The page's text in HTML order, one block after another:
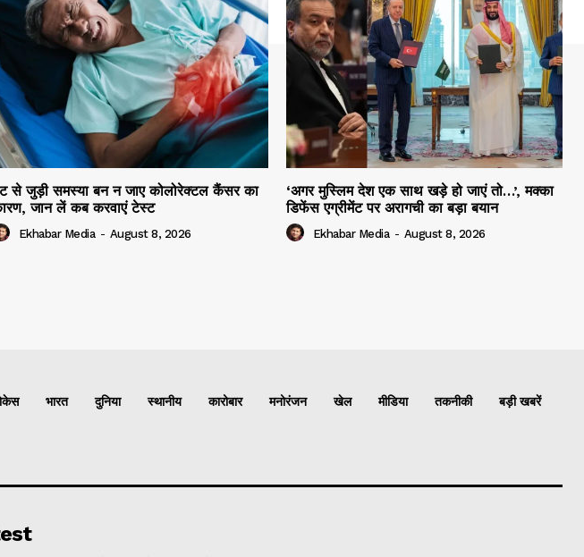
से जुड़ी समस्या बन न जाए कोलोरेक्टल कैंसर का
जान लें कब करवाएं टेस्ट
Ekhabar Media - August 8, 2026
‘अगर मुस्लिम देश एक साथ खड़े हो जाएं तो…’, मक्का
डिफेंस एग्रीमेंट पर अरागची का बड़ा बयान
Ekhabar Media - August 8, 2026
भारत दुनिया स्थानीय कारोबार मनोरंजन खेल मीडिया तकनीकी बड़ी खबरें